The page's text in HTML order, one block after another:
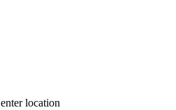
enter location